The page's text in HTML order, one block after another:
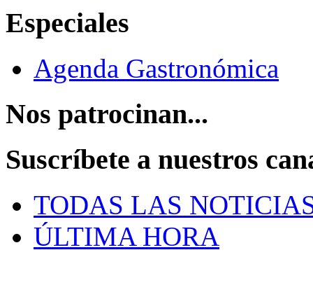
Especiales
Agenda Gastronómica
Nos patrocinan...
Suscríbete a nuestros
TODAS LAS
ÚLTIMA HORA